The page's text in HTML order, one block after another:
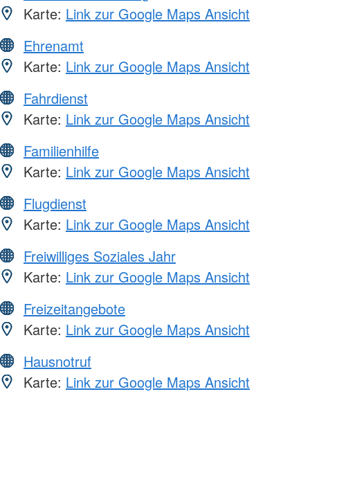
Karte: Link zur Google Maps Ansicht
Ehrenamt
Karte: Link zur Google Maps Ansicht
Fahrdienst
Karte: Link zur Google Maps Ansicht
Familienhilfe
Karte: Link zur Google Maps Ansicht
Flugdienst
Karte: Link zur Google Maps Ansicht
Freiwilliges Soziales Jahr
Karte: Link zur Google Maps Ansicht
Freizeitangebote
Karte: Link zur Google Maps Ansicht
Hausnotruf
Karte: Link zur Google Maps Ansicht